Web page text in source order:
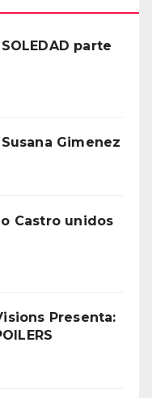
parte
Gimenez
Castro unidos
Presenta: